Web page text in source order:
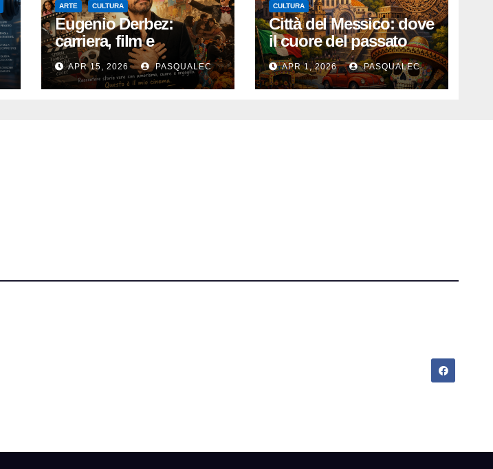
ARTE CULTURA
Eugenio Derbez:
carriera, film e
successo
internazionale
dell’attore messicano
APR 15, 2026 PASQUALEC
CULTURA
Città del Messico: dove
il cuore del passato
batte nel presente
APR 1, 2026 PASQUALEC